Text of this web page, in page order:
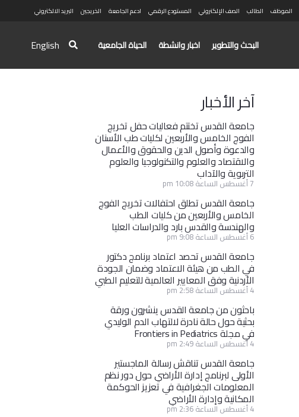
الموظف الطالب الصف الإلكتروني المستودع الرقمي ادعم الجامعة الخريجين البريد الالكتروني
البحث والتطوير اخبار وانشطة الحياة الجامعية English
آخر الأخبار
جامعة القدس تختتم فعاليات حفل تخريج
الفوج الخامس والأربعين لكليات طب الأسنان
والدعوة وأصول الدين والحقوق والأعمال
والاقتصاد والعلوم والتكنولوجيا والعلوم
التربوية والآداب
7 أغسطس الساعة 10:08 pm
جامعة القدس تطلق احتفالات تخريج الفوج
الخامس والأربعين من كليات الطب
والهندسة والقدس بارد والدراسات العليا
6 أغسطس الساعة 9:08 pm
جامعة القدس تحصد اعتماد برنامج دكتور
في الطب من هيئة الاعتماد وضمان الجودة
الأردنية وفق المعايير العالمية للتعليم الطبي
4 أغسطس الساعة 2:58 pm
باحثون من جامعة القدس ينشرون ورقة
بحثية حول حالة نادرة لالتهاب الدم الوليدي
في مجلة Frontiers in Pediatrics
4 أغسطس الساعة 2:49 pm
جامعة القدس تناقش رسالة الماجستير
الأولى لبرنامج إدارة الأراضي حول دور نظم
المعلومات الجغرافية في تعزيز الحوكمة
المكانية وإدارة الأراضي
4 أغسطس الساعة 2:36 pm